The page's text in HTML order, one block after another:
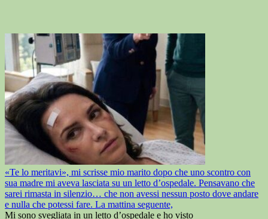
«Te lo meritavi», mi scrisse mio marito dopo che uno scontro con
sua madre mi aveva lasciata su un letto d’ospedale. Pensavano che
sarei rimasta in silenzio… che non avessi nessun posto dove andare
e nulla che potessi fare. La mattina seguente,
Mi sono svegliata in un letto d’ospedale e ho visto